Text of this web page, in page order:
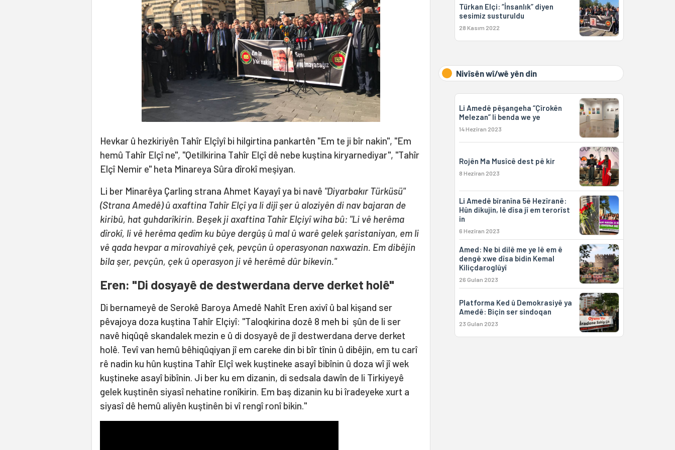
Hevkar û hezkiriyên Tahîr Elçîyî bi hilgirtina pankartên "Em te ji bîr nakin", "Em
hemû Tahîr Elçî ne", "Qetilkirina Tahîr Elçî dê nebe kuştina kiryarnediyar", "Tahîr
Elçî Nemir e" heta Minareya Sûra dîrokî meşiyan.
Li ber Minarêya Çarling strana Ahmet Kayayî ya bi navê "Diyarbakır Türküsü"
(Strana Amedê) û axaftina Tahîr Elçî ya li dijî şer û aloziyên di nav bajaran de
kiribû, hat guhdarîkirin. Beşek ji axaftina Tahîr Elçiyî wiha bû: "Li vê herêma
dîrokî, li vê herêma qedîm ku bûye dergûş û mal û warê gelek şaristaniyan, em li
vê qada hevpar a mirovahiyê çek, pevçûn û operasyonan naxwazin. Em dibêjin
bila şer, pevçûn, çek û operasyon ji vê herêmê dûr bikevin."
Eren: "Di dosyayê de destwerdana derve derket holê"
Di bernameyê de Serokê Baroya Amedê Nahît Eren axivî û bal kişand ser
pêvajoya doza kuştina Tahîr Elçiyî: "Taloqkirina dozê 8 meh bi şûn de li ser
navê hiqûqê skandalek mezin e û di dosyayê de jî destwerdana derve derket
holê. Tevî van hemû bêhiqûqiyan jî em careke din bi bîr tînin û dibêjin, em tu carî
rê nadin ku hûn kuştina Tahîr Elçî wek kuştineke asayî bibînin û doza wî jî wek
kuştineke asayî bibînin. Ji ber ku em dizanin, di sedsala dawîn de li Tirkiyeyê
gelek kuştinên siyasî nehatine ronîkirin. Em baş dizanin ku bi îradeyeke xurt a
siyasî dê hemû aliyên kuştinên bi vî rengî ronî bikin."
Türkan Elçi: “İnsanlık” diyen
sesimiz susturuldu
28 Kasım 2022
Nivîsên wî/wê yên din
Li Amedê pêşangeha “Çîrokên
Melezan” li benda we ye
14 Hezîran 2023
Rojên Ma Musîcê dest pê kir
8 Hezîran 2023
Li Amedê bîranîna 5ê Hezîranê:
Hûn dikujin, lê dîsa jî em terorîst
in
6 Hezîran 2023
Amed: Ne bi dilê me ye lê em ê
dengê xwe dîsa bidin Kemal
Kiliçdaroglûyî
26 Gulan 2023
Platforma Ked û Demokrasiyê ya
Amedê: Biçin ser sindoqan
23 Gulan 2023